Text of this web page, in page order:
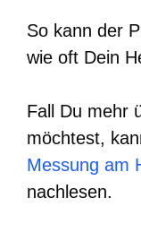
So kann der
wie oft Dein
Fall Du mehr
möchtest,
Messung am
nachlesen.